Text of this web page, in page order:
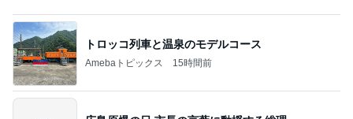
トロッコ列車と温泉のモデルコース
Amebaトピックス 15時間前